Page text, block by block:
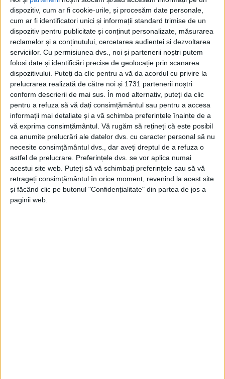
dispozitiv, cum ar fi cookie-urile, și procesăm date personale,
cum ar fi identificatori unici și informații standard trimise de un
dispozitiv pentru publicitate și conținut personalizate, măsurarea
reclamelor și a conținutului, cercetarea audienței și dezvoltarea
serviciilor. Cu permisiunea dvs., noi și partenerii noștri putem
folosi date și identificări precise de geolocație prin scanarea
dispozitivului. Puteți da clic pentru a vă da acordul cu privire la
prelucrarea realizată de către noi și 1731 partenerii noștri
conform descrierii de mai sus. În mod alternativ, puteți da clic
pentru a refuza să vă dați consimțământul sau pentru a accesa
informații mai detaliate și a vă schimba preferințele înainte de a
vă exprima consimțământul. Vă rugăm să rețineți că este posibil
ca anumite prelucrări ale datelor dvs. cu caracter personal să nu
necesite consimțământul dvs., dar aveți dreptul de a refuza o
astfel de prelucrare. Preferințele dvs. se vor aplica numai
acestui site web. Puteți să vă schimbați preferințele sau să vă
retrageți consimțământul în orice moment, revenind la acest site
și făcând clic pe butonul "Confidențialitate" din partea de jos a
paginii web.
Etichetă: competiție
Ziua rușinii depline
Doru Popovici - 15 august 2024